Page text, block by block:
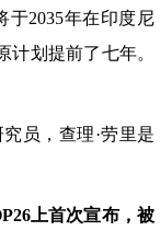
于2035年在印度尼
划提前了七年。
员，查理·劳里是
上首次宣布，被